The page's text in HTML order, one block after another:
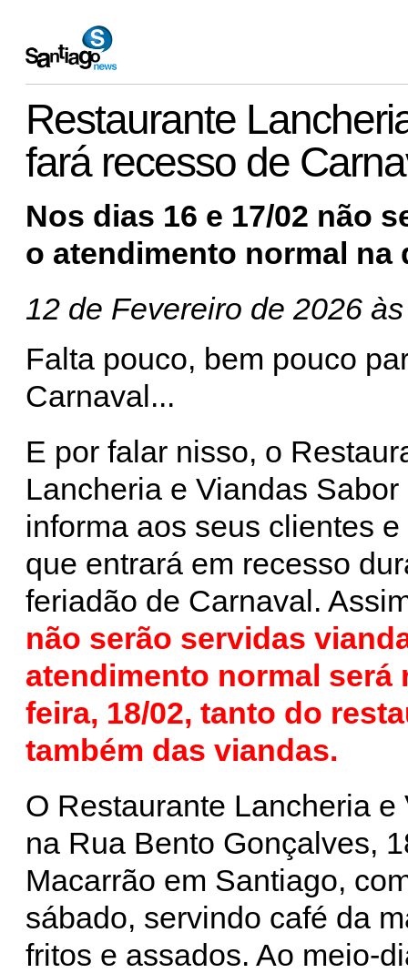
Restaurante
fará recesso de
Nos dias 16 e 17/02 não
o atendimento normal na
12 de Fevereiro de 2026
Falta pouco, bem pouco
Carnaval...
E por falar nisso, o
Lancheria e Viandas Sabor
informa aos seus clientes
que entrará em recesso
feriadão de Carnaval.
não serão servidas
atendimento normal será
feira, 18/02, tanto do
também das viandas.
O Restaurante Lancheria
na Rua Bento Gonçalves,
Macarrão em Santiago,
sábado, servindo café da
fritos e assados. Ao meio-